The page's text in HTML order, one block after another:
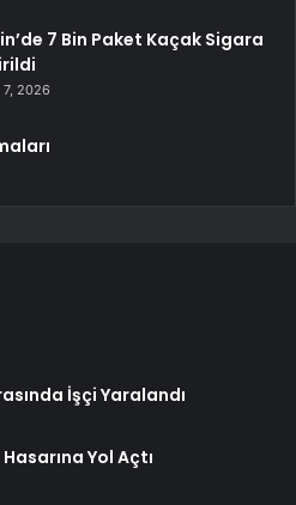
7 Bin Paket Kaçak Sigara
2026
İşçi Yaralandı
Yol Açtı